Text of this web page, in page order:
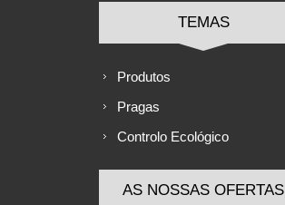
TEMAS
Produtos
Pragas
Controlo Ecológico
AS NOSSAS OFERTAS